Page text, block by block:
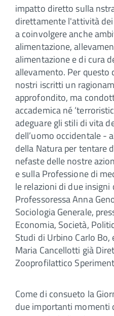
impatto diretto sulla
direttamente l'attività
a coinvolgere anche
alimentazione,
alimentazione e di cura
allevamento. Per questo
nostri iscritti un
approfondito, ma
accademica né
adeguare gli stili di vita
dell’uomo occidentale -
della Natura per tentare
nefaste delle nostre
e sulla Professione di
le relazioni di due
Professoressa Anna
Sociologia Generale,
Economia, Società,
Studi di Urbino Carlo
Maria Cancellotti già
Zooprofilattico
Come di consueto la
due importanti momenti